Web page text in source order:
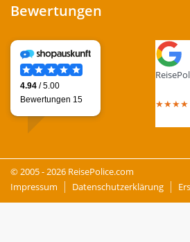
Bewertungen
★★★★
© 2005 - 2026 ReisePolice.com
Impressum
Datenschutzerklärung